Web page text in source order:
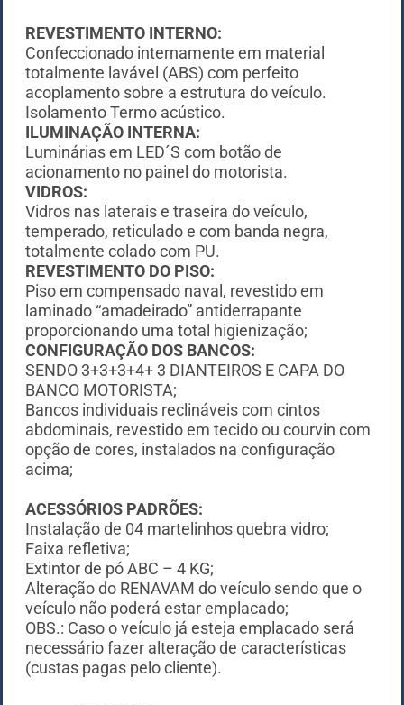
REVESTIMENTO INTERNO:
Confeccionado internamente em material
totalmente lavável (ABS) com perfeito
acoplamento sobre a estrutura do veículo.
Isolamento Termo acústico.
ILUMINAÇÃO INTERNA:
Luminárias em LED´S com botão de
acionamento no painel do motorista.
VIDROS:
Vidros nas laterais e traseira do veículo,
temperado, reticulado e com banda negra,
totalmente colado com PU.
REVESTIMENTO DO PISO:
Piso em compensado naval, revestido em
laminado “amadeirado” antiderrapante
proporcionando uma total higienização;
CONFIGURAÇÃO DOS BANCOS:
SENDO 3+3+3+4+ 3 DIANTEIROS E CAPA DO
BANCO MOTORISTA;
Bancos individuais reclináveis com cintos
abdominais, revestido em tecido ou courvin com
opção de cores, instalados na configuração
acima;
ACESSÓRIOS PADRÕES:
Instalação de 04 martelinhos quebra vidro;
Faixa refletiva;
Extintor de pó ABC – 4 KG;
Alteração do RENAVAM do veículo sendo que o
veículo não poderá estar emplacado;
OBS.: Caso o veículo já esteja emplacado será
necessário fazer alteração de características
(custas pagas pelo cliente).